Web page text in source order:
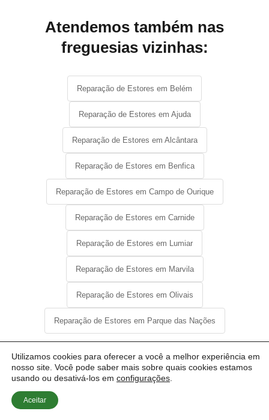
Atendemos também nas
freguesias vizinhas:
Reparação de Estores em Belém
Reparação de Estores em Ajuda
Reparação de Estores em Alcântara
Reparação de Estores em Benfica
Reparação de Estores em Campo de Ourique
Reparação de Estores em Carnide
Reparação de Estores em Lumiar
Reparação de Estores em Marvila
Reparação de Estores em Olivais
Reparação de Estores em Parque das Nações
Utilizamos cookies para oferecer a você a melhor experiência em
nosso site. Você pode saber mais sobre quais cookies estamos
usando ou desativá-los em configurações
Aceitar